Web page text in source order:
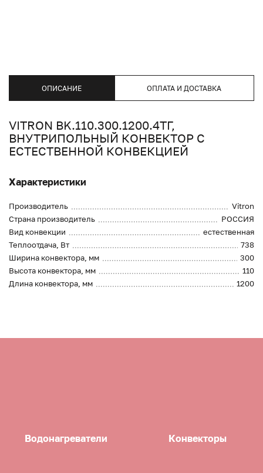
ОПИСАНИЕ ОПЛАТА И ДОСТАВКА
VITRON BK.110.300.1200.4ТГ,
ВНУТРИПОЛЬНЫЙ КОНВЕКТОР С
ЕСТЕСТВЕННОЙ КОНВЕКЦИЕЙ
Характеристики
Производитель
Vitron
Страна производитель
РОССИЯ
Вид конвекции
естественная
Теплоотдача, Вт
738
Ширина конвектора, мм
300
Высота конвектора, мм
110
Длина конвектора, мм
1200
Водонагреватели Конвекторы